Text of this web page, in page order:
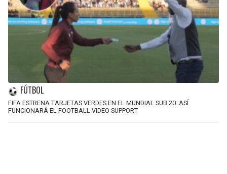
FÚTBOL
FIFA ESTRENA TARJETAS VERDES EN EL MUNDIAL SUB 20: ASÍ
FUNCIONARÁ EL FOOTBALL VIDEO SUPPORT